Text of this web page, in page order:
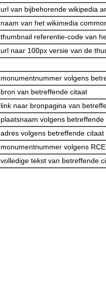
url van bijbehorende wikipedia
naam van het wikimedia
thumbnail referentie-code van
url naar 100px versie van de
monumentnummer volgens
bron van betreffende citaat
link naar bronpagina van
plaatsnaam volgens betreffende
adres volgens betreffende citaat
monumentnummer volgens RCE
volledige tekst van betreffende